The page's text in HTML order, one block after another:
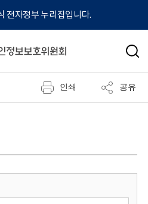
전자정부 누리집입니다.
검
인쇄 공유